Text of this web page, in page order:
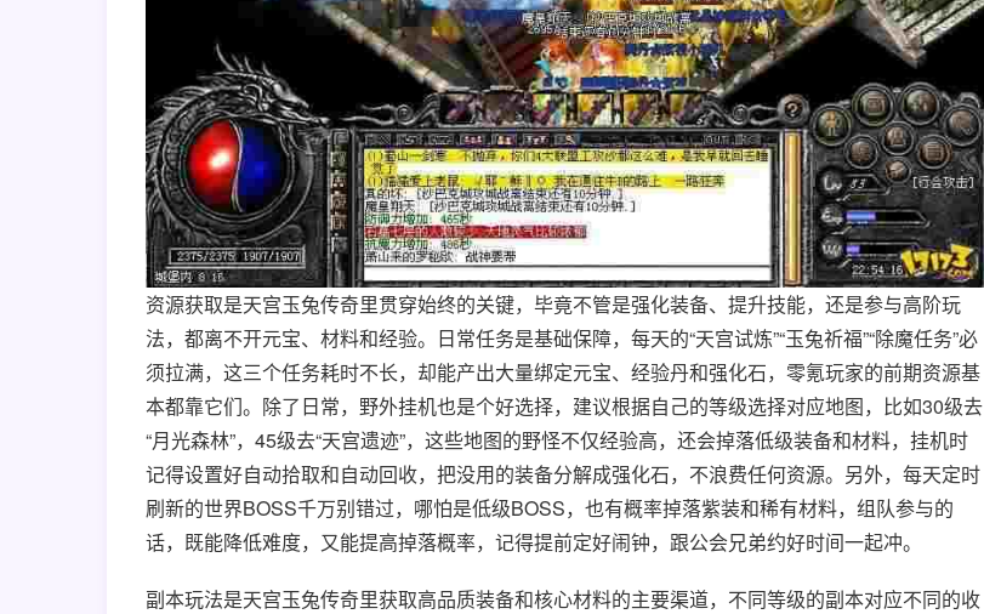
资源获取是天宫玉兔传奇里贯穿始终的关键，毕竟不管是强化装备、提升技能，还是参与高阶玩
法，都离不开元宝、材料和经验。日常任务是基础保障，每天的“天宫试炼”“玉兔祈福”“除魔任务”必
须拉满，这三个任务耗时不长，却能产出大量绑定元宝、经验丹和强化石，零氪玩家的前期资源基
本都靠它们。除了日常，野外挂机也是个好选择，建议根据自己的等级选择对应地图，比如30级去
“月光森林”，45级去“天宫遗迹”，这些地图的野怪不仅经验高，还会掉落低级装备和材料，挂机时
记得设置好自动拾取和自动回收，把没用的装备分解成强化石，不浪费任何资源。另外，每天定时
刷新的世界BOSS千万别错过，哪怕是低级BOSS，也有概率掉落紫装和稀有材料，组队参与的
话，既能降低难度，又能提高掉落概率，记得提前定好闹钟，跟公会兄弟约好时间一起冲。
副本玩法是天宫玉兔传奇里获取高品质装备和核心材料的主要渠道，不同等级的副本对应不同的收